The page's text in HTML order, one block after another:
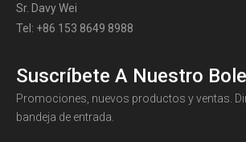
Sr. Davy Wei
Tel: +86 153 8649 8988
Suscríbete A Nuestro
Promociones, nuevos productos y ventas.
bandeja de entrada.